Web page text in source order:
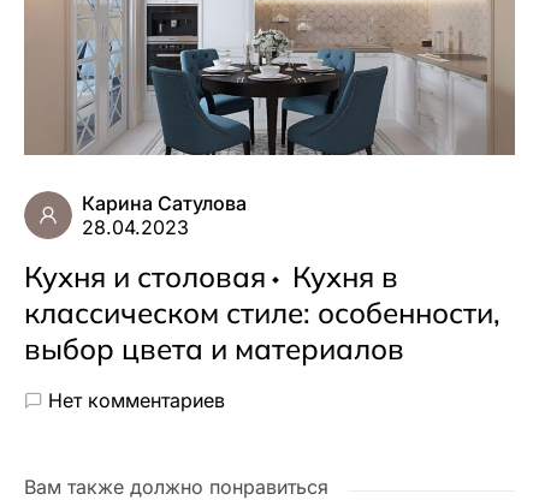
Карина Сатулова
28.04.2023
Кухня и столовая
Кухня в
классическом стиле: особенности,
выбор цвета и материалов
Нет комментариев
Вам также должно понравиться